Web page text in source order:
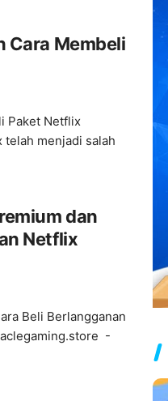
Cara Membeli
Paket Netflix
menjadi salah
dan
Netflix
Beli Berlangganan
-